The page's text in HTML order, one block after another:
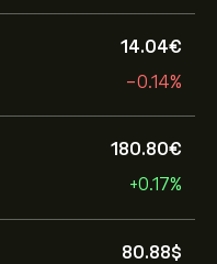
14.04‎€‎
-0.14%
180.80‎€‎
+0.17%
80.88‎$‎